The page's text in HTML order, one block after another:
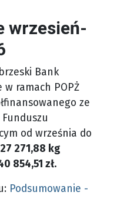
wrzesień-
Bank
w ramach POPŻ
ze
od września do
271,88 kg
854,51 zł.
Podsumowanie -